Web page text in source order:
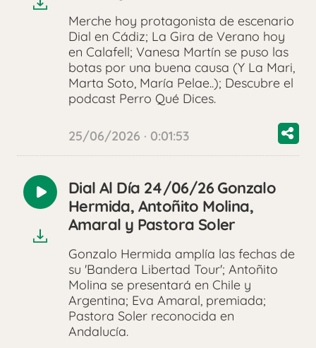
Merche hoy protagonista de escenario
Dial en Cádiz; La Gira de Verano hoy
en Calafell; Vanesa Martín se puso las
botas por una buena causa (Y La Mari,
Marta Soto, María Pelae..); Descubre el
podcast Perro Qué Dices.
25/06/2026 · 0:01:53
Reproducir
audio
Dial Al Día 24/06/26 Gonzalo
Hermida, Antoñito Molina,
Amaral y Pastora Soler
Gonzalo Hermida amplía las fechas de
su 'Bandera Libertad Tour'; Antoñito
Molina se presentará en Chile y
Argentina; Eva Amaral, premiada;
Pastora Soler reconocida en
Andalucía.